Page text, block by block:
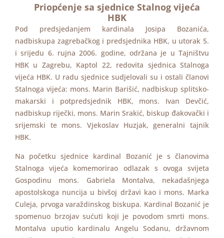
Priopćenje sa sjednice Stalnog vijeća
HBK
Pod predsjedanjem kardinala Josipa Bozanića,
nadbiskupa zagrebačkog i predsjednika HBK, u utorak 5.
i srijedu 6. rujna 2006. godine, održana je u Tajništvu
HBK u Zagrebu, Kaptol 22, redovita sjednica Stalnoga
vijeća HBK. U radu sjednice sudjelovali su i ostali članovi
Stalnoga vijeća: mons. Marin Barišić, nadbiskup splitsko-
makarski i potpredsjednik HBK, mons. Ivan Devčić,
nadbiskup riječki, mons. Marin Srakić, biskup đakovački i
srijemski te mons. Vjekoslav Huzjak, generalni tajnik
HBK.
Na početku sjednice kardinal Bozanić je s članovima
Stalnoga vijeća komemorirao odlazak s ovoga svijeta
Gospodinu mons. Gabriela Montalva, nekadašnjega
apostolskoga nuncija u bivšoj državi kao i mons. Marka
Culeja, prvoga varaždinskog biskupa. Kardinal Bozanić je
spomenuo brzojav sućuti koji je povodom smrti mons.
Montalva uputio kardinalu Angelu Sodanu, državnom